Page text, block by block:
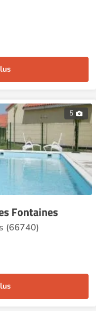
5
Fontaines
(66740)